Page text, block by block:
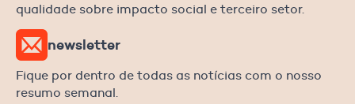
qualidade sobre impacto social e terceiro setor.
newsletter
Fique por dentro de todas as notícias com o nosso
resumo semanal.